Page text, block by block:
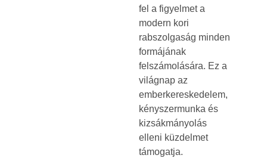
fel a figyelmet a
modern kori
rabszolgaság minden
formájának
felszámolására. Ez a
világnap az
emberkereskedelem,
kényszermunka és
kizsákmányolás
elleni küzdelmet
támogatja.